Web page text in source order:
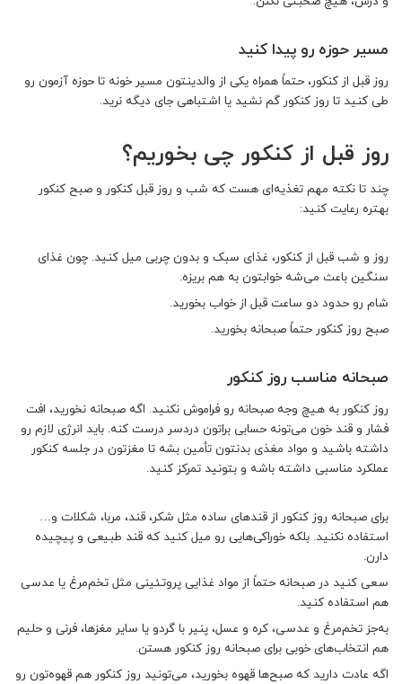
مسیر حوزه رو پیدا کنید
روز قبل از کنکور، حتماً همراه یکی از والدینتون مسیر خونه تا حوزه آزمون رو
طی کنید تا روز کنکور گم نشید یا اشتباهی جای دیگه نرید.
روز قبل از کنکور چی بخوریم؟
چند تا نکته مهم تغذیه‌ای هست که شب و روز قبل کنکور و صبح کنکور
بهتره رعایت کنید:
روز و شب قبل از کنکور، غذای سبک و بدون چربی میل کنید. چون غذای
سنگین باعث می‌شه خوابتون به هم بریزه.
شام رو حدود دو ساعت قبل از خواب بخورید.
صبح روز کنکور حتماً صبحانه بخورید.
صبحانه مناسب روز کنکور
روز کنکور به هیچ وجه صبحانه رو فراموش نکنید. اگه صبحانه نخورید، افت
فشار و قند خون می‌تونه حسابی براتون دردسر درست کنه. باید انرژی لازم رو
داشته باشید و مواد مغذی بدنتون تأمین بشه تا مغزتون در جلسه کنکور
عملکرد مناسبی داشته باشه و بتونید تمرکز کنید.
برای صبحانه روز کنکور از قندهای ساده مثل شکر، قند، مربا، شکلات و…
استفاده نکنید. بلکه خوراکی‌هایی رو میل کنید که قند طبیعی و پیچیده
دارن.
سعی کنید در صبحانه حتماً از مواد غذایی پروتئینی مثل تخم‌مرغ یا عدسی
هم استفاده کنید.
به‌جز تخم‌مرغ و عدسی، کره و عسل، پنیر با گردو یا سایر مغزها، فرنی و حلیم
هم انتخاب‌های خوبی برای صبحانه روز کنکور هستن.
اگه عادت دارید که صبح‌ها قهوه بخورید، می‌تونید روز کنکور هم قهوه‌تون رو